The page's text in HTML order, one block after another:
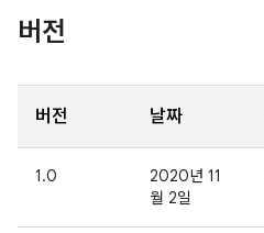
버전
버전 날짜
1.0
2020년 11
월 2일